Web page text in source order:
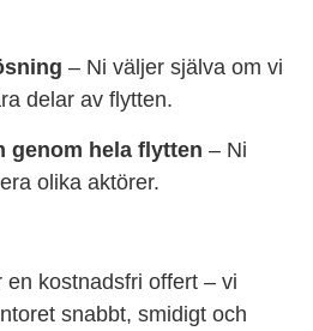
– Ni väljer själva om vi
delar av flytten.
genom hela flytten – Ni
olika aktörer.
kostnadsfri offert – vi
snabbt, smidigt och